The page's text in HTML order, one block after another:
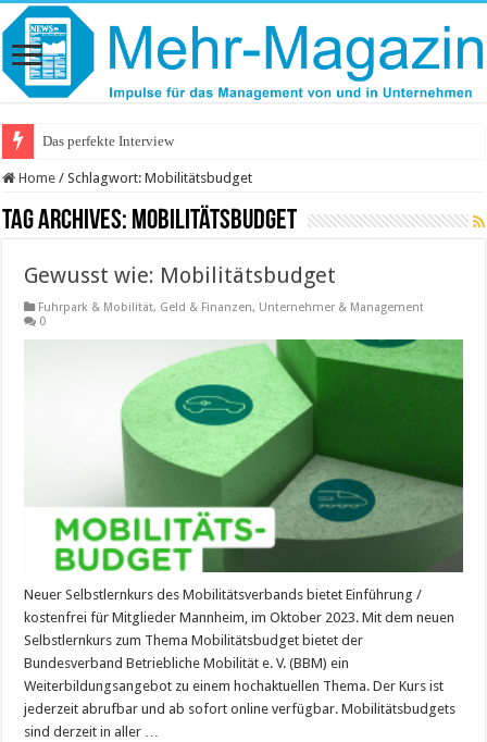
Das perfekte Interview
Home / Schlagwort:Mobilitätsbudget
Tag Archives: Mobilitätsbudget
Gewusst wie: Mobilitätsbudget
Fuhrpark & Mobilität, Geld & Finanzen, Unternehmer & Management
0
Neuer Selbstlernkurs des Mobilitätsverbands bietet Einführung /
kostenfrei für Mitglieder Mannheim, im Oktober 2023. Mit dem neuen
Selbstlernkurs zum Thema Mobilitätsbudget bietet der
Bundesverband Betriebliche Mobilität e. V. (BBM) ein
Weiterbildungsangebot zu einem hochaktuellen Thema. Der Kurs ist
jederzeit abrufbar und ab sofort online verfügbar. Mobilitätsbudgets
sind derzeit in aller …